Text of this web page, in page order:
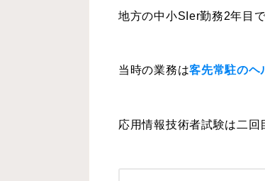
地方の中小SIer勤務2年目で
当時の業務は客先常駐のヘ
応用情報技術者試験は二回